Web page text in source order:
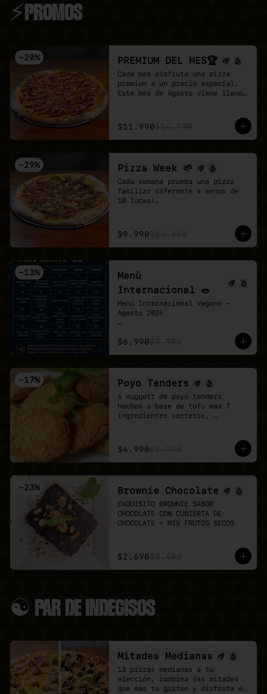
⚡PROMOS
-20% PREMIUM DEL MES🏆
Cada mes disfruta una pizza
premium a un precio especial.
Este mes de Agosto viene lleno
- Poyo tender, carne mex,
salchicha, pepperoni y un toque
de salsa barbecue sobre base de
$11.990
-29% Pizza Week 🌱
Cada semana prueba una pizza
familiar diferente a menos de
10 lucas!
- Carne vegetal sazonada estilo
mexicano, pimentón tatemado,
jalapeño encurtido y un shot de
$9.990
-13%
Menù
Internacional 🥗
Menú Internacional Vegano —
Agosto 2026
diferente inspirado en sabores
Veganmobile 💚
Todos nuestros almuerzos
incluyen ensalada mixta fresca,
pan horneado y nuestro clásico
pebre casero.
menú del día:
MAR 04: Poyo Katsu curry
MIÉ 05: Albondigas + Spaguetti
JUE 06: Seitan Saltado + arroz
+ papas fritas
VIE 07: Chowmein Tofu verduras
$6.990
-17% Poyo Tenders
6 nuggett de poyo tenders
hechos a base de tofu mas 7
ingredientes secretos,
extra.
$4.990
-23% Brownie Chocolate
EXQUISITO BROWNIE SABOR
CHOCOLATE CON CUBIERTA DE
CHOCOLATE + MIX FRUTOS SECOS
$2.690
☯ PAR DE INDECISOS
Mitades Medianas
13 pizzas medianas a tu
elección, combina las mitades
que mas te gusten y disfruta el